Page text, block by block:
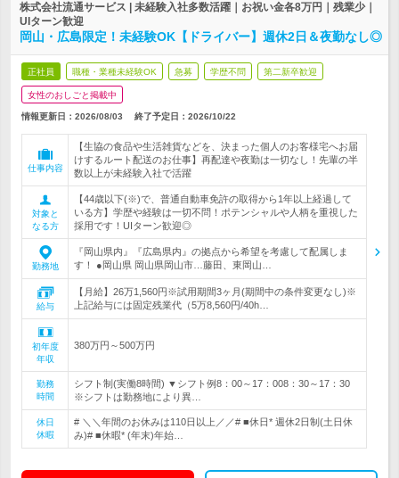
株式会社流通サービス | 未経験入社多数活躍｜お祝い金各8万円｜残業少｜
UIターン歓迎
岡山・広島限定！未経験OK【ドライバー】週休2日＆夜勤なし◎
正社員 職種・業種未経験OK 急募 学歴不問 第二新卒歓迎
女性のおしごと掲載中
情報更新日：2026/08/03 終了予定日： 2026/10/22
仕事内容
【生協の食品や生活雑貨などを、決まった個人のお客様宅へお届
けするルート配送のお仕事】再配達や夜勤は一切なし！先輩の半
数以上が未経験入社で活躍
対象と
なる方
【44歳以下(※)で、普通自動車免許の取得から1年以上経過して
いる方】学歴や経験は一切不問！ポテンシャルや人柄を重視した
採用です！UIターン歓迎◎
勤務地
『岡山県内』『広島県内』の拠点から希望を考慮して配属しま
す！ ●岡山県 岡山県岡山市…藤田、東岡山…
給与
【月給】26万1,560円※試用期間3ヶ月(期間中の条件変更なし)※
上記給与には固定残業代（5万8,560円/40h…
初年度
年収
380万円～500万円
勤務
時間
シフト制(実働8時間) ▼シフト例8：00～17：008：30～17：30
※シフトは勤務地により異…
休日
休暇
# ＼＼年間のお休みは110日以上／／# ■休日* 週休2日制(土日休
み)# ■休暇* (年末)年始…